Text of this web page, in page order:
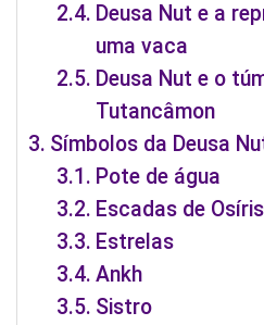
Deusa Nut e a
uma vaca
Deusa Nut e o
Tutancâmon
Símbolos da Deusa
Pote de água
Escadas de Osíris
Estrelas
Ankh
Sistro